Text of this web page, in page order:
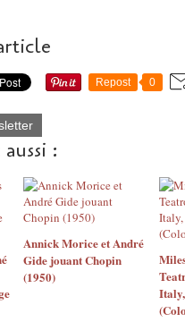
Repost 0
:
Annick Morice et André
Gide jouant Chopin
(1950)